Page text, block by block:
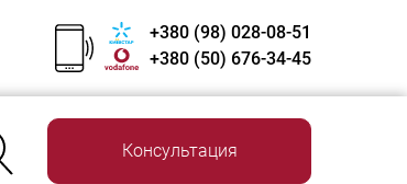
+380 (98) 028-08-51
+380 (50) 676-34-45
Консультация